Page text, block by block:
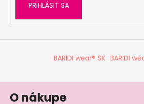
p
u
PRIHLÁSIŤ SA
BARIDI wear® SK BARIDI
O nákupe